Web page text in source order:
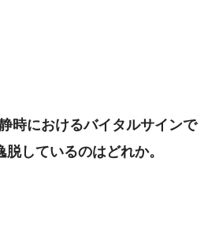
時におけるバイタルサインで
しているのはどれか。